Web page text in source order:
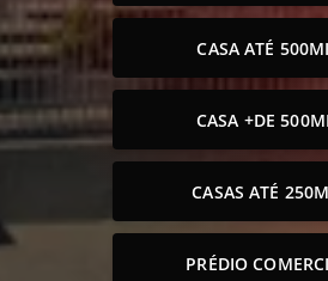
CASA ATÉ
CASA +DE
CASAS ATÉ
PRÉDIO